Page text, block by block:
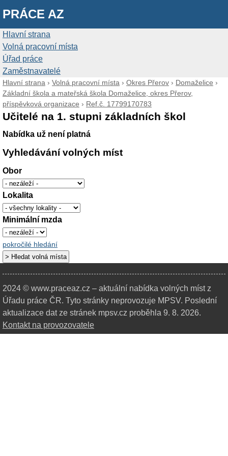
PRÁCE AZ
Hlavní strana
Volná pracovní místa
Úřad práce
Zaměstnavatelé
Hlavní strana › Volná pracovní místa › Okres Přerov › Domaželice ›
Základní škola a mateřská škola Domaželice, okres Přerov,
příspěvková organizace › Ref.č. 17799170783
Učitelé na 1. stupni základních škol
Nabídka už není platná
Vyhledávání volných míst
Obor
Lokalita
Minimální mzda
pokročilé hledání
2024 © www.praceaz.cz – aktuální nabídka volných míst z
Úřadu práce ČR. Tyto stránky neprovozuje MPSV. Poslední
aktualizace dat ze stránek mpsv.cz proběhla 9. 8. 2026.
Kontakt na provozovatele